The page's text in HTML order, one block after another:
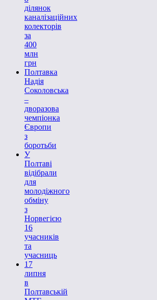
ділянок
каналізаційних
колекторів
за
400
млн
грн
Полтавка
Надія
Соколовська
–
дворазова
чемпіонка
Європи
з
боротьби
У
Полтаві
відібрали
для
молодіжного
обміну
з
Норвегією
16
учасників
та
учасниць
17
липня
в
Полтавській